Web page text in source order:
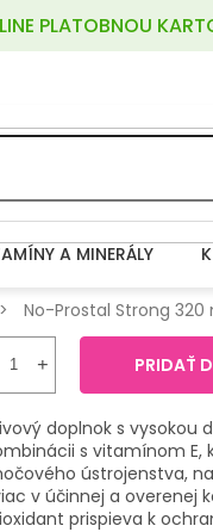
PLATOBNOU
A MINERÁLY
No-Prostal Strong
PRIDAŤ
doplnok s
s vitamínom
ústrojenstva,
v účinnej a overenej
prispieva k